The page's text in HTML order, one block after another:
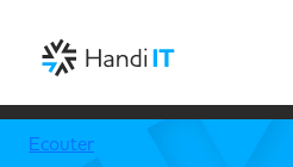
Ecouter